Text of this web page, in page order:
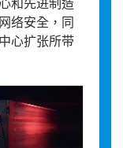
络安全，同
心扩张所带